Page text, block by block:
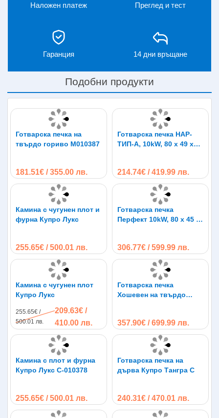
Наложен платеж Преглед и тест
Гаранция 14 дни връщане
Подобни продукти
Готварска печка на
твърдо гориво М010387
181.51€ / 355.00 лв.
Готварска печка НАР-
ТИП-А, 10kW, 80 х 49 х
214.74€ / 419.99 лв.
Камина с чугунен плот и
фурна Купро Лукс
255.65€ / 500.01 лв.
Готварска печка
Перфект 10kW, 80 х 45 х
306.77€ / 599.99 лв.
Камина с чугунен плот
Купро Лукс
255.65€ /
500.01 лв.
209.63€ /
410.00 лв.
Готварска печка
Хошевен на твърдо
357.90€ / 699.99 лв.
Камина с плот и фурна
Купро Лукс С-010378
255.65€ / 500.01 лв.
Готварска печка на
дърва Купро Тангра С
240.31€ / 470.01 лв.